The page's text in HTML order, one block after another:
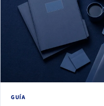
GUÍA